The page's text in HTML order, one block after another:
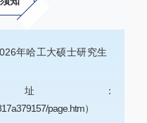
年哈工大硕士研究生
：
page.htm）